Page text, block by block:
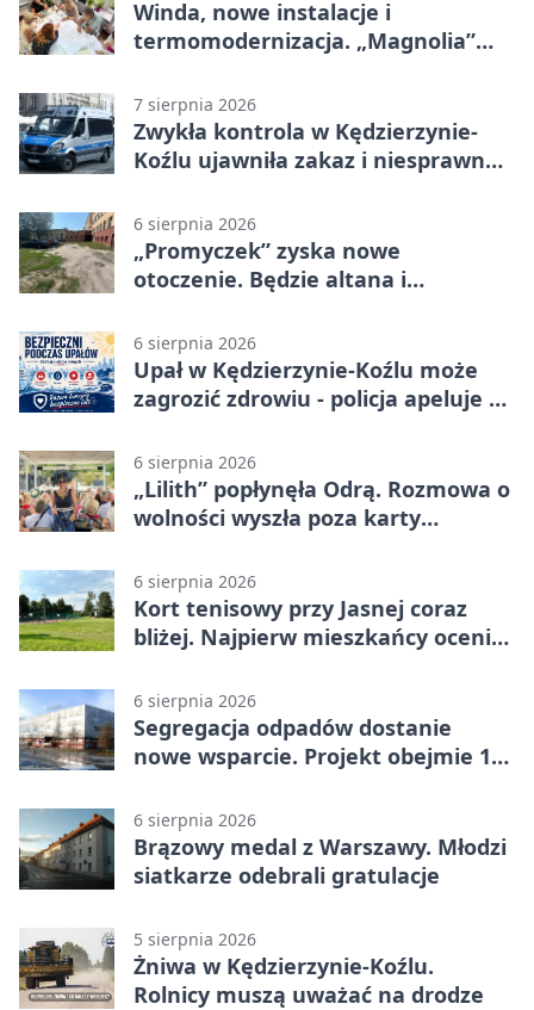
Winda, nowe instalacje i
termomodernizacja. „Magnolia”
7 sierpnia 2026
Zwykła kontrola w Kędzierzynie-
Koźlu ujawniła zakaz i niesprawne
6 sierpnia 2026
„Promyczek” zyska nowe
otoczenie. Będzie altana i
6 sierpnia 2026
Upał w Kędzierzynie-Koźlu może
zagrozić zdrowiu - policja apeluje o
6 sierpnia 2026
„Lilith” popłynęła Odrą. Rozmowa o
wolności wyszła poza karty
6 sierpnia 2026
Kort tenisowy przy Jasnej coraz
bliżej. Najpierw mieszkańcy ocenią
6 sierpnia 2026
Segregacja odpadów dostanie
nowe wsparcie. Projekt obejmie 15
6 sierpnia 2026
Brązowy medal z Warszawy. Młodzi
siatkarze odebrali gratulacje
5 sierpnia 2026
Żniwa w Kędzierzynie-Koźlu.
Rolnicy muszą uważać na drodze